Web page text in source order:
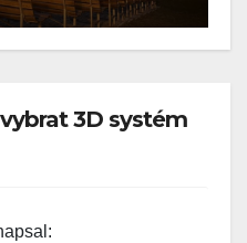
3D systém